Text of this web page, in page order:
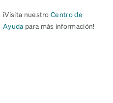
¡Visita nuestroCentro de
Ayuda para más información!